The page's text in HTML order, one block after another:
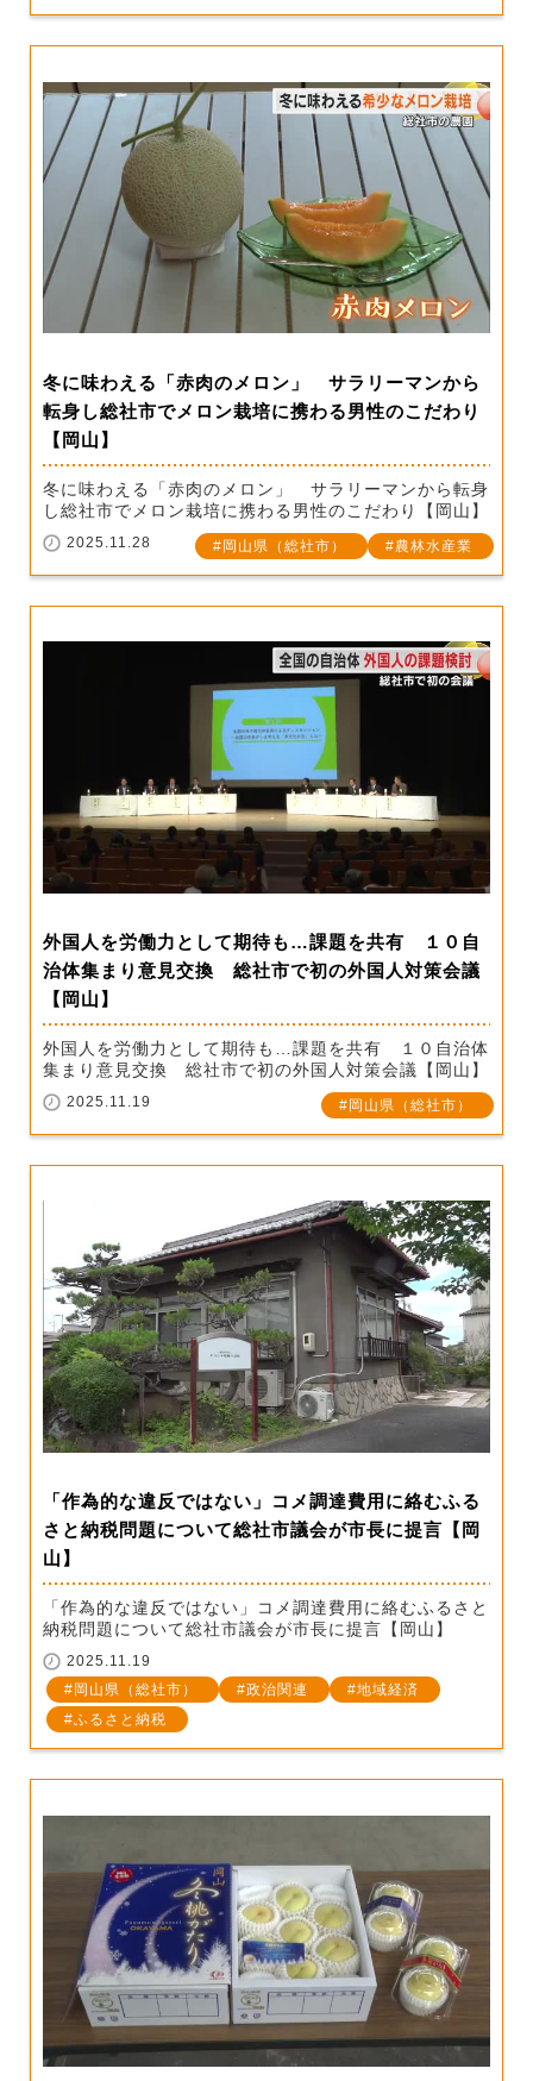
冬に味わえる「赤肉のメロン」 サラリーマンから
転身し総社市でメロン栽培に携わる男性のこだわり
【岡山】
冬に味わえる「赤肉のメロン」 サラリーマンから転身
し総社市でメロン栽培に携わる男性のこだわり【岡山】
2025.11.28 岡山県（総社市） 農林水産業
外国人を労働力として期待も…課題を共有 １０自
治体集まり意見交換 総社市で初の外国人対策会議
【岡山】
外国人を労働力として期待も…課題を共有 １０自治体
集まり意見交換 総社市で初の外国人対策会議【岡山】
2025.11.19 岡山県（総社市）
「作為的な違反ではない」コメ調達費用に絡むふる
さと納税問題について総社市議会が市長に提言【岡
山】
「作為的な違反ではない」コメ調達費用に絡むふるさと
納税問題について総社市議会が市長に提言【岡山】
2025.11.19
岡山県（総社市）
政治関連
地域経済
ふるさと納税